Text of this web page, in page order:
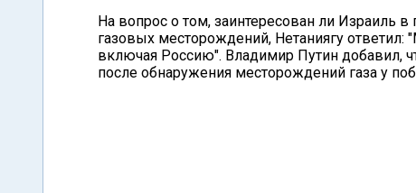
На вопрос о том, заинтересован ли Израиль
газовых месторождений, Нетаниягу
включая Россию". Владимир Путин добавил,
после обнаружения месторождений газа у